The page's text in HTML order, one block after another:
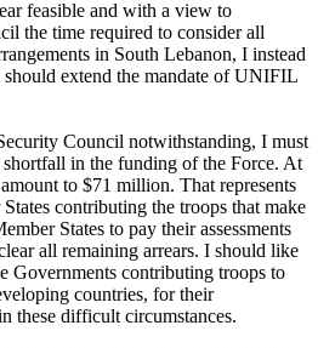
feasible and with a view to
the time required to consider all
in South Lebanon, I instead
extend the mandate of UNIFIL
Council notwithstanding, I must
in the funding of the Force. At
to $71 million. That represents
contributing the troops that make
States to pay their assessments
all remaining arrears. I should like
Governments contributing troops to
countries, for their
these difficult circumstances.